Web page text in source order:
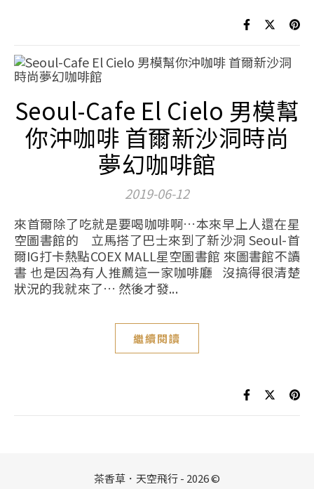
Seoul-Cafe El Cielo 男模幫
你沖咖啡 首爾新沙洞時尚
夢幻咖啡館
2019-06-12
來首爾除了吃就是要喝咖啡啊…本來早上人還在星
空圖書館的 立馬搭了巴士來到了新沙洞 Seoul-首
爾IG打卡熱點COEX MALL星空圖書館 來圖書館不讀
書 也是因為有人推薦這一家咖啡廳 沒搞得很清楚
狀況的我就來了… 然後才發...
繼續閱讀
茶香草．天空飛行 - 2026 ©